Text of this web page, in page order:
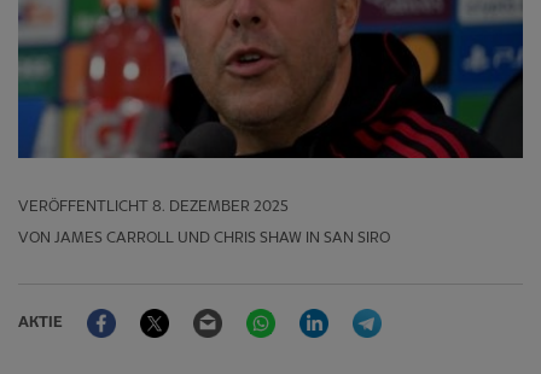
VERÖFFENTLICHT
8. DEZEMBER 2025
VON JAMES CARROLL UND CHRIS SHAW IN SAN SIRO
AKTIE
FacebookTwitter Email WhatsAppLinkedIn